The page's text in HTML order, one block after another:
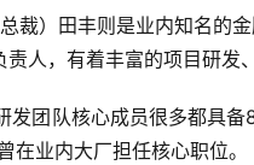
裁）田丰则是业内知名的
人，有着丰富的项目研发
团队核心成员很多都具
业内大厂担任核心职位。